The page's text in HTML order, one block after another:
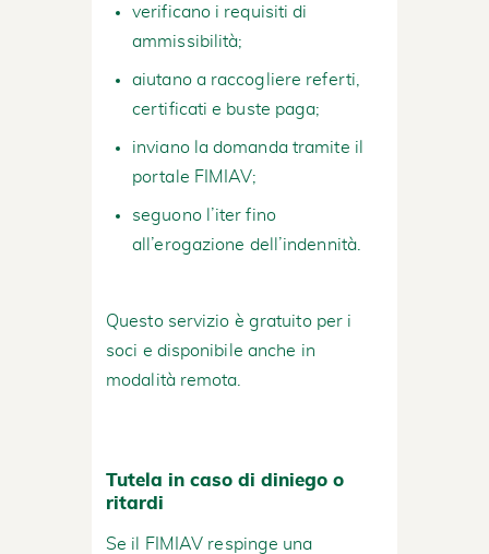
verificano i requisiti di
ammissibilità;
aiutano a raccogliere referti,
certificati e buste paga;
inviano la domanda tramite il
portale FIMIAV;
seguono l’iter fino
all’erogazione dell’indennità.
Questo servizio è gratuito per i
soci e disponibile anche in
modalità remota.
Tutela in caso di diniego o
ritardi
Se il FIMIAV respinge una